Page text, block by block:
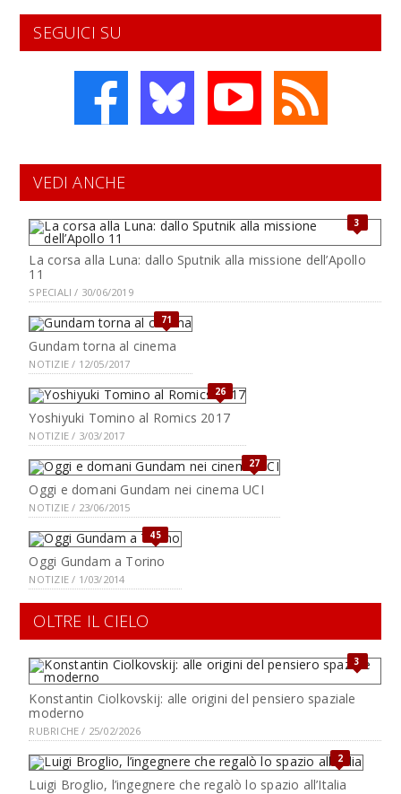
SEGUICI SU
VEDI ANCHE
3
La corsa alla Luna: dallo Sputnik alla missione dell’Apollo
11
SPECIALI / 30/06/2019
71
Gundam torna al cinema
NOTIZIE / 12/05/2017
26
Yoshiyuki Tomino al Romics 2017
NOTIZIE / 3/03/2017
27
Oggi e domani Gundam nei cinema UCI
NOTIZIE / 23/06/2015
45
Oggi Gundam a Torino
NOTIZIE / 1/03/2014
OLTRE IL CIELO
3
Konstantin Ciolkovskij: alle origini del pensiero spaziale
moderno
RUBRICHE / 25/02/2026
2
Luigi Broglio, l’ingegnere che regalò lo spazio all’Italia